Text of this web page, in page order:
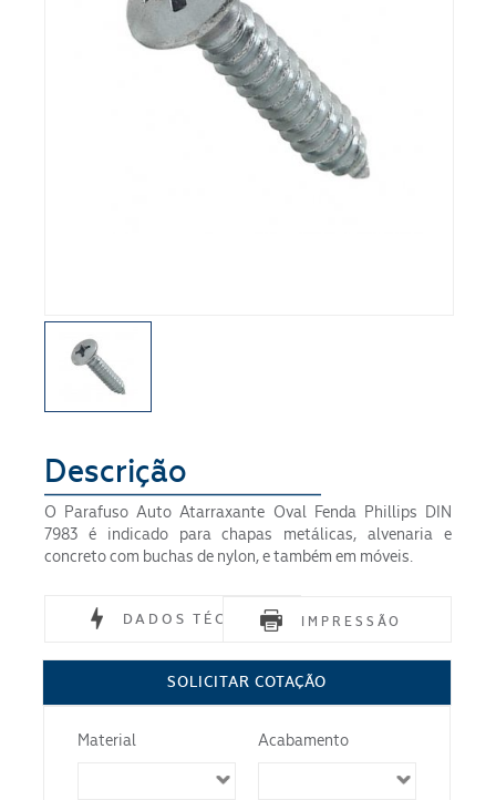
Descrição
O Parafuso Auto Atarraxante Oval Fenda Phillips DIN
7983 é indicado para chapas metálicas, alvenaria e
concreto com buchas de nylon, e também em móveis.
DADOS TÉCNICOS IMPRESSÃO
SOLICITAR COTAÇÃO
Material Acabamento